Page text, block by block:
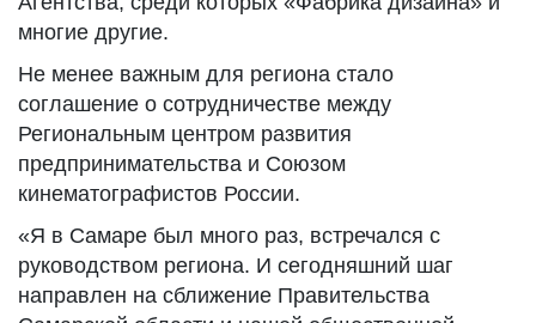
многие другие.
Не менее важным для региона стало
соглашение о сотрудничестве между
Региональным центром развития
предпринимательства и Союзом
кинематографистов России.
«Я в Самаре был много раз, встречался с
руководством региона. И сегодняшний шаг
направлен на сближение Правительства